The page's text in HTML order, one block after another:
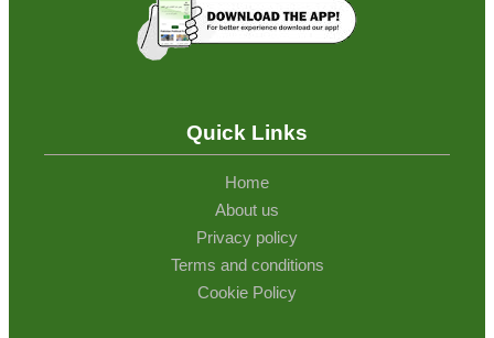
Quick Links
Home
About us
Privacy policy
Terms and conditions
Cookie Policy